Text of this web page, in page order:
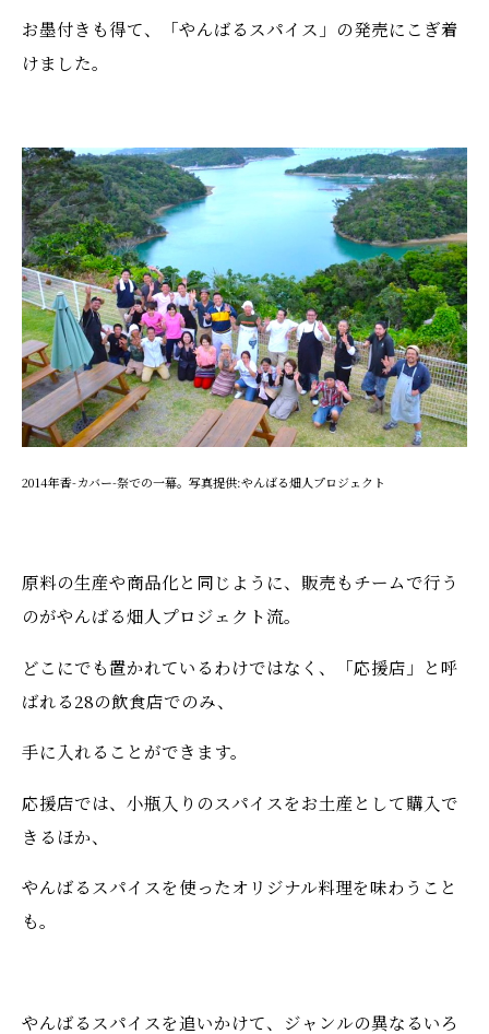
お墨付きも得て、「やんばるスパイス」の発売にこぎ着
けました。
2014年香-カバー-祭での一幕。写真提供:やんばる畑人プロジェクト
原料の生産や商品化と同じように、販売もチームで行う
のがやんばる畑人プロジェクト流。
どこにでも置かれているわけではなく、「応援店」と呼
ばれる28の飲食店でのみ、
手に入れることができます。
応援店では、小瓶入りのスパイスをお土産として購入で
きるほか、
やんばるスパイスを使ったオリジナル料理を味わうこと
も。
やんばるスパイスを追いかけて、ジャンルの異なるいろ